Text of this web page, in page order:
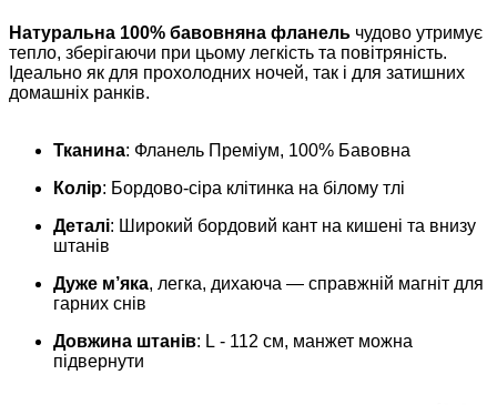
Натуральна 100% бавовняна фланель чудово утримує
тепло, зберігаючи при цьому легкість та повітряність.
Ідеально як для прохолодних ночей, так і для затишних
домашніх ранків.
Тканина: Фланель Преміум, 100% Бавовна
Колір: Бордово-сіра клітинка на білому тлі
Деталі: Широкий бордовий кант на кишені та внизу
штанів
Дуже м’яка, легка, дихаюча — справжній магніт для
гарних снів
Довжина штанів: L - 112 см, манжет можна
підвернути